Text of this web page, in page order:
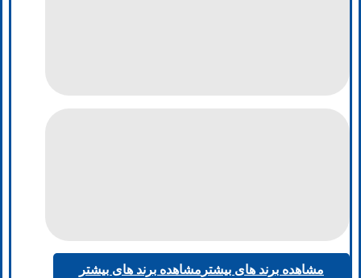
مشاهده برند های بیشتر مشاهده برند های بیشتر